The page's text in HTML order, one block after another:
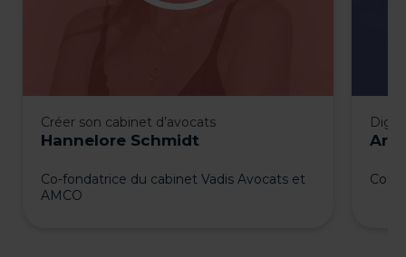
Hannelore Schmidt
Créer son cabinet d’avocats
Co-fondatrice du cabinet Vadis Avocats et
AMCO